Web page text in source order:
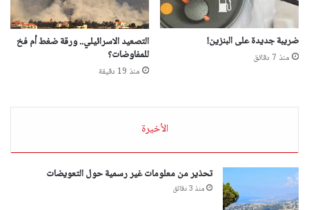
ضريبة جديدة على البنزين!
منذ 7 دقائق
التصعيد الاسرائيلي.. ورقة ضغط أم فخ
للمفاوضات؟
منذ 19 دقيقة
الأخيرة
تحذير من معلومات غير رسمية حول التعويضات
منذ 3 دقائق